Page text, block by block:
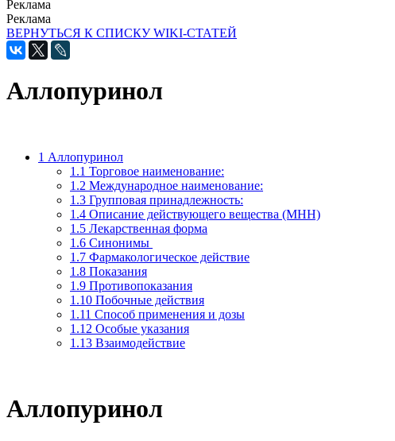
Реклама
Реклама
ВЕРНУТЬСЯ К СПИСКУ WIKI-СТАТЕЙ
Аллопуринол
1 Аллопуринол
1.1 Торговое наименование:
1.2 Международное наименование:
1.3 Групповая принадлежность:
1.4 Описание действующего вещества (МНН)
1.5 Лекарственная форма
1.6 Синонимы
1.7 Фармакологическое действие
1.8 Показания
1.9 Противопоказания
1.10 Побочные действия
1.11 Способ применения и дозы
1.12 Особые указания
1.13 Взаимодействие
Аллопуринол